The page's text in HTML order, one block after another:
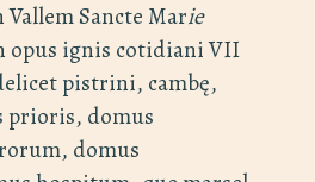
Sancte Marie
ignis cotidiani VII
pistrini, cambę,
prioris, domus
domus